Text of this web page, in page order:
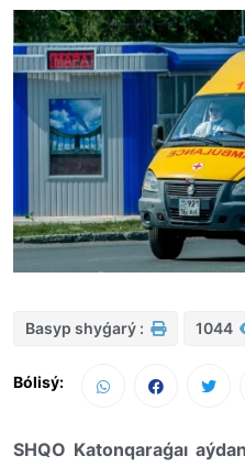
Basyp shyǵarý : 1044
Bólisý:
SHQO Katonqaraǵaı